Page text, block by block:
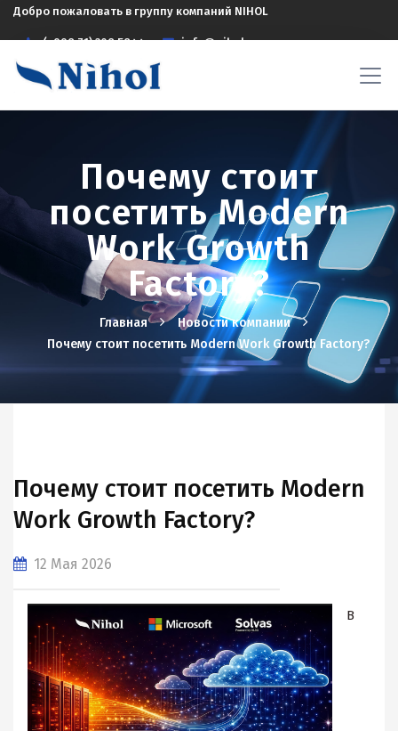
Добро пожаловать в группу компаний NIHOL
(+998 71) 208 5844 info@nihol.uz
Почему стоит
посетить Modern
Work Growth
Factory?
Главная
Новости компании
Почему стоит посетить Modern Work Growth Factory?
Почему стоит посетить Modern
Work Growth Factory?
12 Мая 2026
В